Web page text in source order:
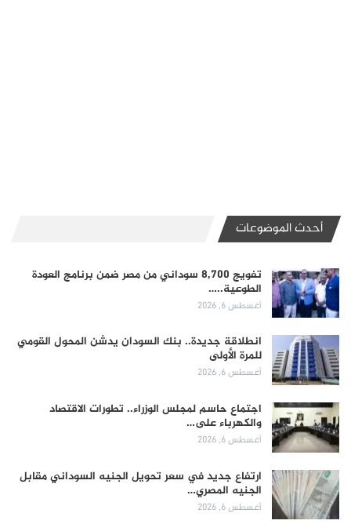
أحدث الموضوعات
تفويج 8,700 سوداني من مصر ضمن برنامج العودة
الطوعية..…
أغسطس 6, 2026
انطلاقة جديدة.. بنك السودان يدشن المحول القومي
للمرة الأولى
أغسطس 6, 2026
اجتماع حاسم لمجلس الوزراء.. تطورات الاقتصاد
والكهرباء على…
أغسطس 6, 2026
ارتفاع جديد في سعر تحويل الجنيه السوداني مقابل
الجنيه المصري…
أغسطس 6, 2026